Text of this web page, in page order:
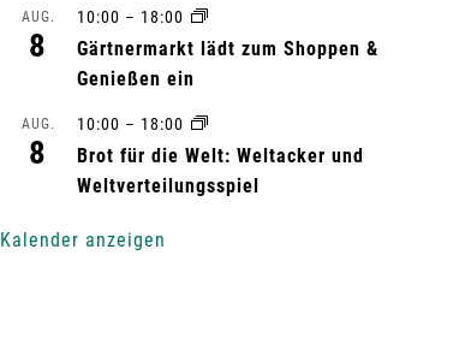
AUG.
8
10:00 – 18:00
Gärtnermarkt lädt zum Shoppen &
Genießen ein
AUG.
8
10:00 – 18:00
Brot für die Welt: Weltacker und
Weltverteilungsspiel
Kalender anzeigen